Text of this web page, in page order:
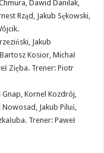
Dawid Danilak,
Rząd, Jakub Sękowski,
Jakub
Kosior, Michał
Zięba. Trener: Piotr
Kornel Kozdrój,
Jakub Piluś,
Trener: Paweł